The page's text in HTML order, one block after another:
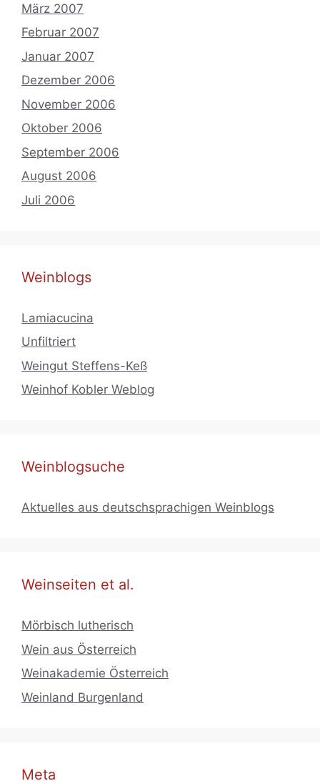
März 2007
Februar 2007
Januar 2007
Dezember 2006
November 2006
Oktober 2006
September 2006
August 2006
Juli 2006
Weinblogs
Lamiacucina
Unfiltriert
Weingut Steffens-Keß
Weinhof Kobler Weblog
Weinblogsuche
Aktuelles aus deutschsprachigen Weinblogs
Weinseiten et al.
Mörbisch lutherisch
Wein aus Österreich
Weinakademie Österreich
Weinland Burgenland
Meta